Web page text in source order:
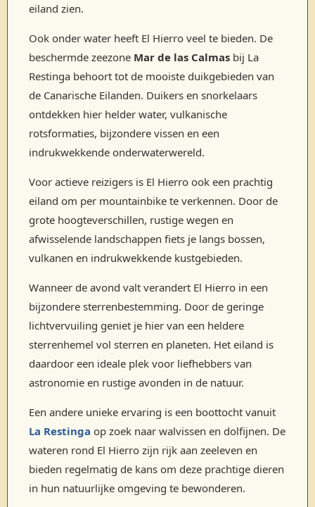
eiland zien.
Ook onder water heeft El Hierro veel te bieden. De
beschermde zeezone Mar de las Calmas bij La
Restinga behoort tot de mooiste duikgebieden van
de Canarische Eilanden. Duikers en snorkelaars
ontdekken hier helder water, vulkanische
rotsformaties, bijzondere vissen en een
indrukwekkende onderwaterwereld.
Voor actieve reizigers is El Hierro ook een prachtig
eiland om per mountainbike te verkennen. Door de
grote hoogteverschillen, rustige wegen en
afwisselende landschappen fiets je langs bossen,
vulkanen en indrukwekkende kustgebieden.
Wanneer de avond valt verandert El Hierro in een
bijzondere sterrenbestemming. Door de geringe
lichtvervuiling geniet je hier van een heldere
sterrenhemel vol sterren en planeten. Het eiland is
daardoor een ideale plek voor liefhebbers van
astronomie en rustige avonden in de natuur.
Een andere unieke ervaring is een boottocht vanuit
La Restinga op zoek naar walvissen en dolfijnen. De
wateren rond El Hierro zijn rijk aan zeeleven en
bieden regelmatig de kans om deze prachtige dieren
in hun natuurlijke omgeving te bewonderen.